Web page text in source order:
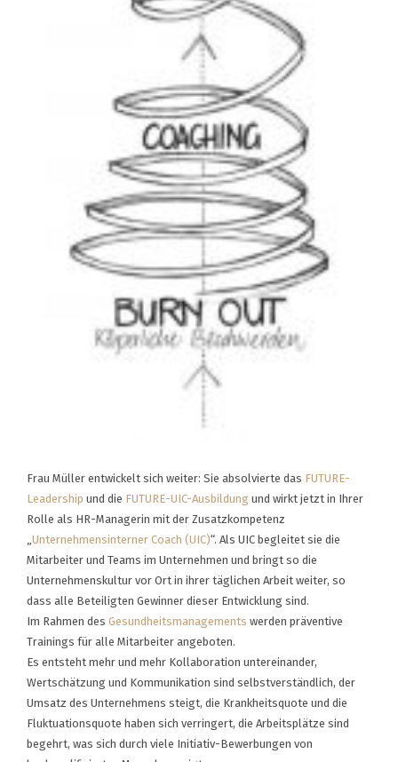
Frau Müller entwickelt sich weiter: Sie absolvierte das FUTURE-
Leadership und die FUTURE-UIC-Ausbildung und wirkt jetzt in Ihrer
Rolle als HR-Managerin mit der Zusatzkompetenz
„Unternehmensinterner Coach (UIC)“. Als UIC begleitet sie die
Mitarbeiter und Teams im Unternehmen und bringt so die
Unternehmenskultur vor Ort in ihrer täglichen Arbeit weiter, so
dass alle Beteiligten Gewinner dieser Entwicklung sind.
Im Rahmen des Gesundheitsmanagements werden präventive
Trainings für alle Mitarbeiter angeboten.
Es entsteht mehr und mehr Kollaboration untereinander,
Wertschätzung und Kommunikation sind selbstverständlich, der
Umsatz des Unternehmens steigt, die Krankheitsquote und die
Fluktuationsquote haben sich verringert, die Arbeitsplätze sind
begehrt, was sich durch viele Initiativ-Bewerbungen von